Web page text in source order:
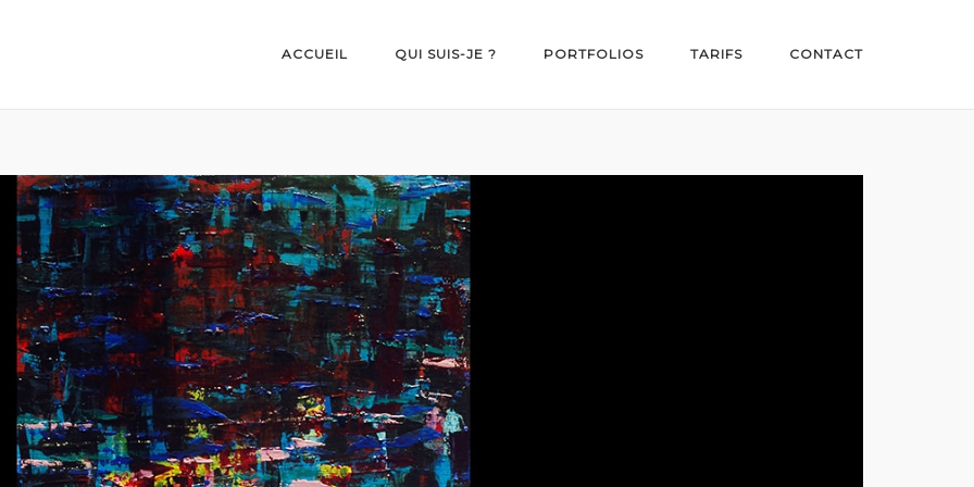
ACCUEIL QUI SUIS-JE ? PORTFOLIOS TARIFS CONTACT